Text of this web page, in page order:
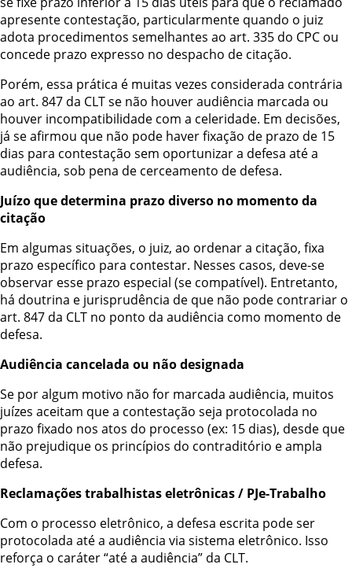
apresente contestação, particularmente quando o juiz
adota procedimentos semelhantes ao art. 335 do CPC ou
concede prazo expresso no despacho de citação.
Porém, essa prática é muitas vezes considerada contrária
ao art. 847 da CLT se não houver audiência marcada ou
houver incompatibilidade com a celeridade. Em decisões,
já se afirmou que não pode haver fixação de prazo de 15
dias para contestação sem oportunizar a defesa até a
audiência, sob pena de cerceamento de defesa.
Juízo que determina prazo diverso no momento da
citação
Em algumas situações, o juiz, ao ordenar a citação, fixa
prazo específico para contestar. Nesses casos, deve-se
observar esse prazo especial (se compatível). Entretanto,
há doutrina e jurisprudência de que não pode contrariar o
art. 847 da CLT no ponto da audiência como momento de
defesa.
Audiência cancelada ou não designada
Se por algum motivo não for marcada audiência, muitos
juízes aceitam que a contestação seja protocolada no
prazo fixado nos atos do processo (ex: 15 dias), desde que
não prejudique os princípios do contraditório e ampla
defesa.
Reclamações trabalhistas eletrônicas / PJe-Trabalho
Com o processo eletrônico, a defesa escrita pode ser
protocolada até a audiência via sistema eletrônico. Isso
reforça o caráter “até a audiência” da CLT.